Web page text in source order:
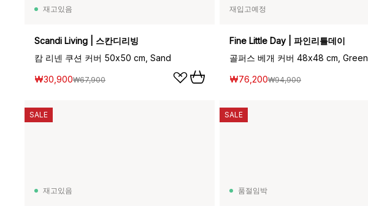
재고있음
Scandi Living | 스칸디리빙
캄 리넨 쿠션 커버 50x50 cm, Sand
₩30,900₩67,900
재입고예정
Fine Little Day | 파인리틀데이
골퍼스 베개 커버 48x48 cm, Green
₩76,200₩94,900
재고있음
SALE
품절임박
SALE